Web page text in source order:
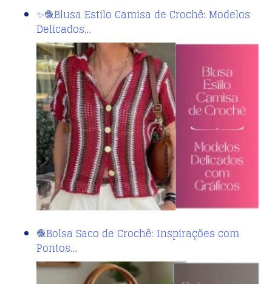
✨🧶Blusa Estilo Camisa de Crochê: Modelos
Delicados…
🧶Bolsa Saco de Crochê: Inspirações com
Pontos…